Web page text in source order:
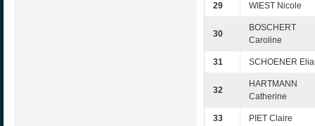
29 WIEST Nicole
30
BOSCHERT
Caroline
31 SCHOENER
32
HARTMANN
Catherine
33 PIET Claire